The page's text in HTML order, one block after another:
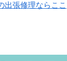
出張修理ならここ